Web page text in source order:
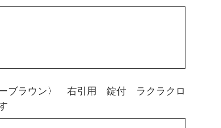
ブラウン〉 右引用 錠付 ラクラクロ